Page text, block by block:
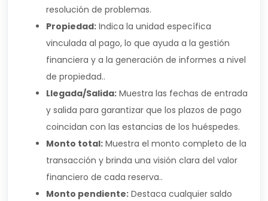
resolución de problemas.
Propiedad: Indica la unidad específica
vinculada al pago, lo que ayuda a la gestión
financiera y a la generación de informes a nivel
de propiedad..
Llegada/Salida: Muestra las fechas de entrada
y salida para garantizar que los plazos de pago
coincidan con las estancias de los huéspedes.
Monto total: Muestra el monto completo de la
transacción y brinda una visión clara del valor
financiero de cada reserva..
Monto pendiente: Destaca cualquier saldo